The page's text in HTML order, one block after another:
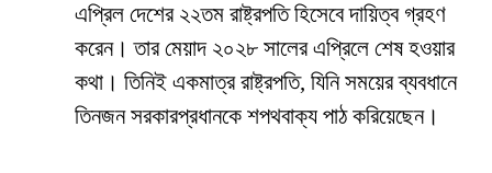
এপ্রিল দেশের ২২তম রাষ্ট্রপতি হিসেবে দায়িত্ব গ্রহণ
করেন। তার মেয়াদ ২০২৮ সালের এপ্রিলে শেষ হওয়ার
কথা। তিনিই একমাত্র রাষ্ট্রপতি, যিনি সময়ের ব্যবধানে
তিনজন সরকারপ্রধানকে শপথবাক্য পাঠ করিয়েছেন।